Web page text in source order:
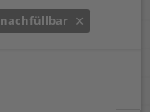
nachfüllbar